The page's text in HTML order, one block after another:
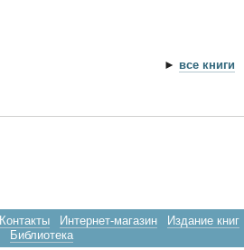
► все книги
Контакты Интернет-магазин
Издание книг
Библиотека